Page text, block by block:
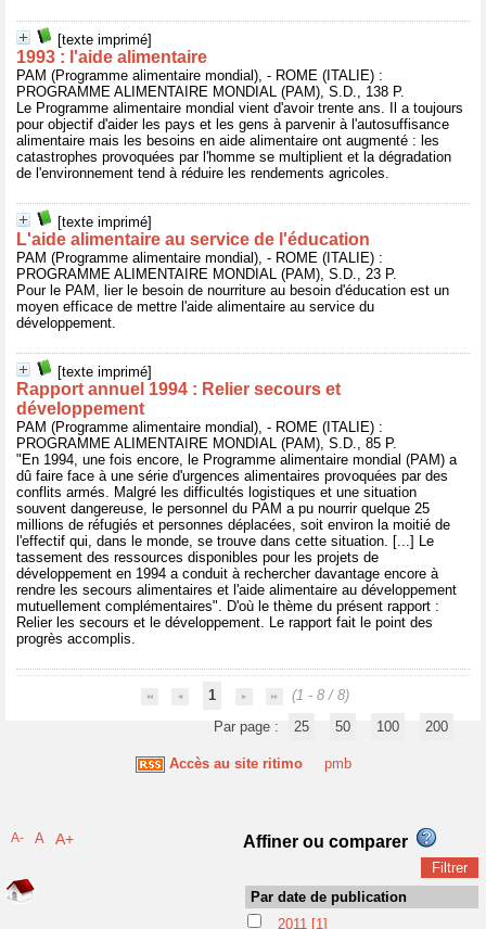
[texte imprimé]
1993 : l'aide alimentaire
PAM (Programme alimentaire mondial), - ROME (ITALIE) :
PROGRAMME ALIMENTAIRE MONDIAL (PAM), S.D., 138 P.
Le Programme alimentaire mondial vient d'avoir trente ans. Il a toujours
pour objectif d'aider les pays et les gens à parvenir à l'autosuffisance
alimentaire mais les besoins en aide alimentaire ont augmenté : les
catastrophes provoquées par l'homme se multiplient et la dégradation
de l'environnement tend à réduire les rendements agricoles.
[texte imprimé]
L'aide alimentaire au service de l'éducation
PAM (Programme alimentaire mondial), - ROME (ITALIE) :
PROGRAMME ALIMENTAIRE MONDIAL (PAM), S.D., 23 P.
Pour le PAM, lier le besoin de nourriture au besoin d'éducation est un
moyen efficace de mettre l'aide alimentaire au service du
développement.
[texte imprimé]
Rapport annuel 1994 : Relier secours et
développement
PAM (Programme alimentaire mondial), - ROME (ITALIE) :
PROGRAMME ALIMENTAIRE MONDIAL (PAM), S.D., 85 P.
"En 1994, une fois encore, le Programme alimentaire mondial (PAM) a
dû faire face à une série d'urgences alimentaires provoquées par des
conflits armés. Malgré les difficultés logistiques et une situation
souvent dangereuse, le personnel du PAM a pu nourrir quelque 25
millions de réfugiés et personnes déplacées, soit environ la moitié de
l'effectif qui, dans le monde, se trouve dans cette situation. [...] Le
tassement des ressources disponibles pour les projets de
développement en 1994 a conduit à rechercher davantage encore à
rendre les secours alimentaires et l'aide alimentaire au développement
mutuellement complémentaires". D'où le thème du présent rapport :
Relier les secours et le développement. Le rapport fait le point des
progrès accomplis.
1
(1 - 8 / 8)
Par page :
25 50 100 200
Accès au site ritimo pmb
A- A A+ Affiner ou comparer
Par date de publication
2011 [1]